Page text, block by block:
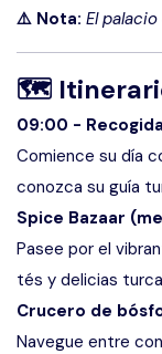
⚠️ Nota: El
🗺
09:00 -
Comience su día
conozca su guía
Spice Bazaar
Pasee por el
tés y delicias
Crucero de
Navegue entre